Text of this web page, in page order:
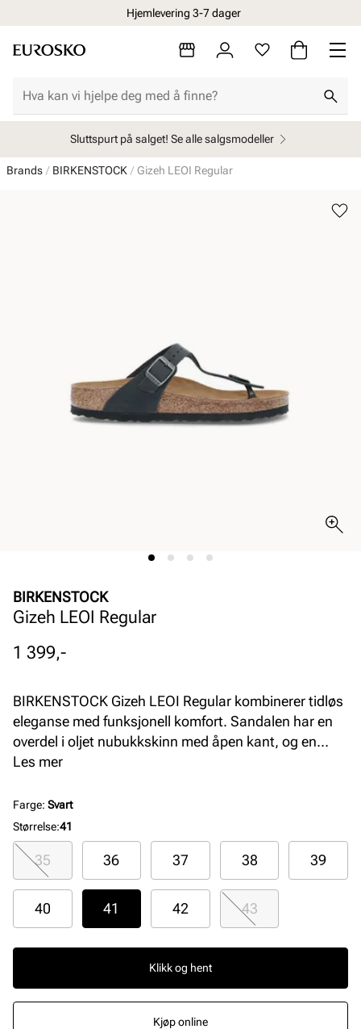
Hjemlevering 3-7 dager
Sluttspurt på salget! Se alle salgsmodeller
Brands BIRKENSTOCK Gizeh LEOI Regular
BIRKENSTOCK
Gizeh LEOI Regular
Pris
1 399,-
BIRKENSTOCK Gizeh LEOI Regular kombinerer tidløs
eleganse med funksjonell komfort. Sandalen har en
overdel i oljet nubukkskinn med åpen kant, og en
formstøpt kork- og skinninnersåle som gir optimal
perfekt for dame som ønsker en minimalistisk og
moderne sandal.
Les mer
Farge: Svart
Størrelse:41
35 36 37 38 39
40 41 42 43
Klikk og hent
Kjøp online